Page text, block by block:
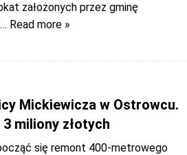
założonych przez gminę
… Read more »
Mickiewicza w Ostrowcu.
miliony złotych
się remont 400-metrowego